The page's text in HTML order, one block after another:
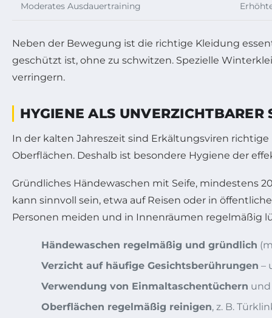
Moderates Ausdauertraining
Neben der Bewegung ist die richtige Kleidung
geschützt ist, ohne zu schwitzen. Spezielle
verringern.
HYGIENE ALS UNVERZICHTBARER
In der kalten Jahreszeit sind Erkältungsviren
Oberflächen. Deshalb ist besondere Hygiene der
Gründliches Händewaschen mit Seife, mindestens
kann sinnvoll sein, etwa auf Reisen oder in
Personen meiden und in Innenräumen regelmäßig
Händewaschen regelmäßig und gründlich
Verzicht auf häufige Gesichtsberührungen –
Verwendung von Einmaltaschentüchern und
Oberflächen regelmäßig reinigen, z. B.